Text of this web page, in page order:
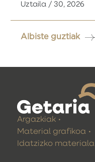
Uztaila / 30, 2026
Albiste guztiak
Argazkiak
Material grafikoa
Idatzizko materiala